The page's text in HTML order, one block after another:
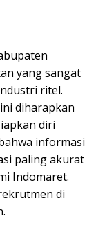
yang sangat
ritel.
diharapkan
diri
informasi
paling akurat
Indomaret.
di